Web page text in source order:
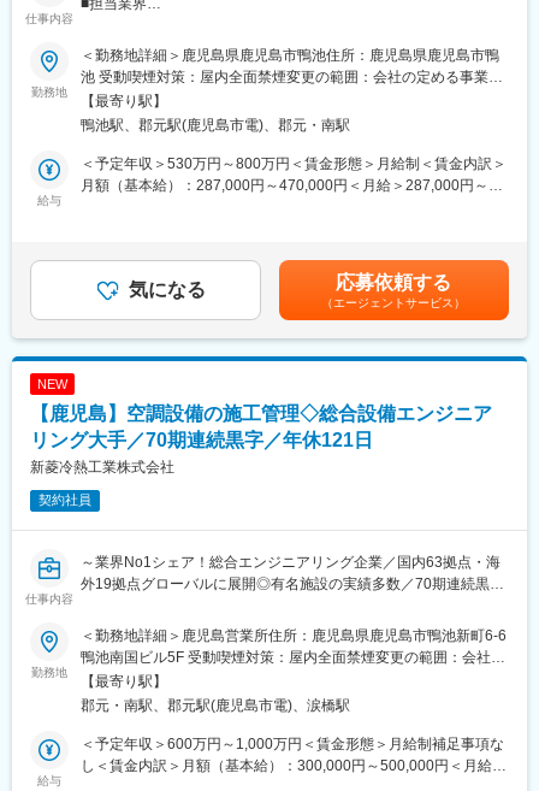
RPOサービス）まで、九州では唯一無二の人材ソリューションを
■事業メニュー：
〇採用広報／採用コミュニケーション戦略設計・メディアプラン
ニング
デジタルマーケティングによるOMR支援
〇RPO／採用プロセス最適化・大規模採用集約スキーム構築
〇地域活性／国や地方自治体における雇用対策関連事業の企画運
変更の範囲：会社の定める業務
仕事内容
■担当業界
ルソリューションを提供している本部にて、鹿児島市にある地方
銀行を担当領域とし、システムの企画構想／提案・設計構築～運
用まで一気通貫でご対応いただく組織です。
■ミッション
従来のITシステム開発事業を安定推進すると共に、生成AI、デー
タ分析など先進的分野への参画を果たし、更なるビジネス領域の
拡大を果たす。
す。
基盤・インフラをメインにシステム設計ご対応いただきます。お
およそ数名程度のチームに加わっていただき、プロジェクトリー
OA系などの（NW／セキュリティ・PCシステム・AI）領域をメイ
ンに、業務フロー改善や効率化をめざしたシステム設計をお任せ
いたします。
・システム構築
・現状データ分析、課題明確化を含めたシステム化構想策定、要
件定義支援などの上流工程の推進
・パブリッククラウド（AWS／Azure）へのクラウドリフト・シ
フト計画の策定／リフト・シフトプロジェクトの推進
【働く環境】
ント本部です。
その中で、配属組織となる第一部は、地区毎のアカウントに切り
勤務地
＜勤務地詳細＞鹿児島県鹿児島市鴨池住所：鹿児島県鹿児島市鴨
池 受動喫煙対策：屋内全面禁煙変更の範囲：会社の定める事業所
（リモートワーク含む）
【最寄り駅】
鴨池駅、郡元駅(鹿児島市電)、郡元・南駅
給与
＜予定年収＞530万円～800万円＜賃金形態＞月給制＜賃金内訳＞
月額（基本給）：287,000円～470,000円＜月給＞287,000円～
や住宅手当などの諸手当は別途支給。ただし、担当者クラスの上
限の年収には、裁量労働勤務手当を含む）■昇給：年1回■賞与：
年2回（6月、12月）賃金はあくまでも目安の金額であり、選考を
通じて上下する可能性があります。月給(月額)は固定手当を含めた
表記です。
気になる 応募依頼する
（エージェントサービス）
NEW
【鹿児島】空調設備の施工管理◇総合設備エンジニア
リング大手／70期連続黒字／年休121日
新菱冷熱工業株式会社
契約社員
仕事内容
～業界No1シェア！総合エンジニアリング企業／国内63拠点・海
外19拠点グローバルに展開◎有名施設の実績多数／70期連続黒字
境整備に向けた取り組みを強化中◎～
■業務内容：
「地域冷暖房システム」の国内シェアは業界No1！設備の総合エ
ンジニアリングを手掛ける業界有数のグローバル企業である当社
において空調設備・給排水・衛生設備等の施工管理をお任せいた
します。
勤務地
＜勤務地詳細＞鹿児島営業所住所：鹿児島県鹿児島市鴨池新町6-6
鴨池南国ビル5F 受動喫煙対策：屋内全面禁煙変更の範囲：会社の
定める事業所
【最寄り駅】
郡元・南駅、郡元駅(鹿児島市電)、涙橋駅
給与
＜予定年収＞600万円～1,000万円＜賃金形態＞月給制補足事項な
し＜賃金内訳＞月額（基本給）：300,000円～500,000円＜月給＞